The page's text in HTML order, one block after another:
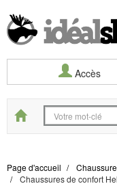
Accès
Start
Page d'accueil
Chaussures de confort